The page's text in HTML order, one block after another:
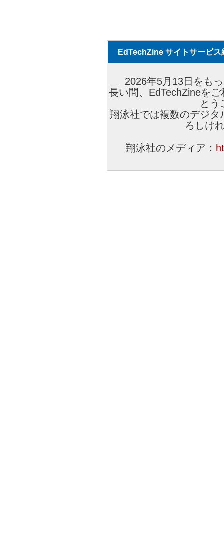
EdTechZine サイトサービス
2026年5月13日をも
長い間、EdTechZineを
とう
翔泳社では複数のデジ
ろしけ
翔泳社のメディア：